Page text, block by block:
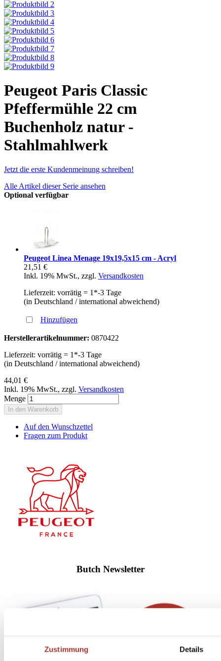
Zustimmung Details
Peugeot Paris Classic
Pfeffermühle 22 cm
Buchenholz natur -
Stahlmahlwerk
Jetzt die erste Kundenmeinung schreiben!
Alle Artikel dieser Serie ansehen
Optional verfügbar
Peugeot Linea Menage 19x19,5x15 cm - Acryl
21,51 €
Inkl. 19% MwSt., zzgl. Versandkosten
Lieferzeit: vorrätig = 1*-3 Tage
(in Deutschland / international abweichend)
Hinzufügen
Herstellerartikelnummer: 0870422
Lieferzeit: vorrätig = 1*-3 Tage
(in Deutschland / international abweichend)
44,01 €
Inkl. 19% MwSt., zzgl. Versandkosten
Menge
In den Warenkorb
Auf den Wunschzettel
Fragen zum Produkt
Butch Newsletter